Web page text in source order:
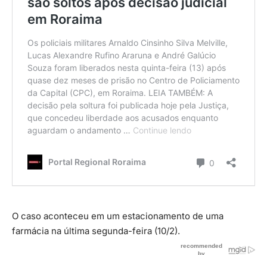
O caso aconteceu em um estacionamento de uma
farmácia na última segunda-feira (10/2).